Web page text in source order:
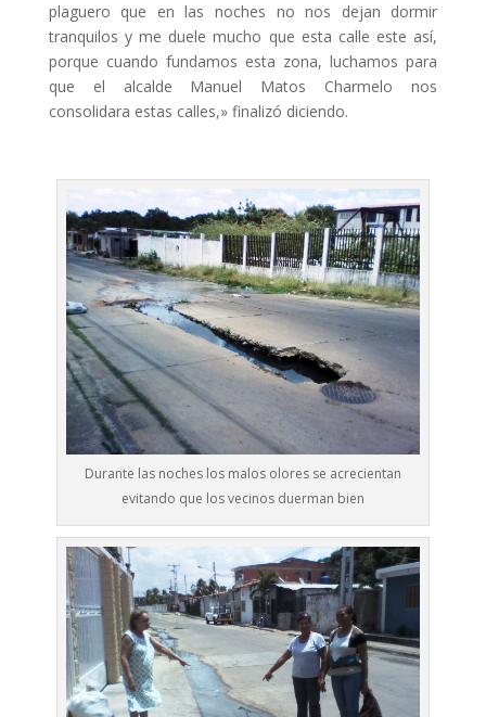
plaguero que en las noches no nos dejan dormir
tranquilos y me duele mucho que esta calle este así,
porque cuando fundamos esta zona, luchamos para
que el alcalde Manuel Matos Charmelo nos
consolidara estas calles,» finalizó diciendo.
Durante las noches los malos olores se acrecientan
evitando que los vecinos duerman bien